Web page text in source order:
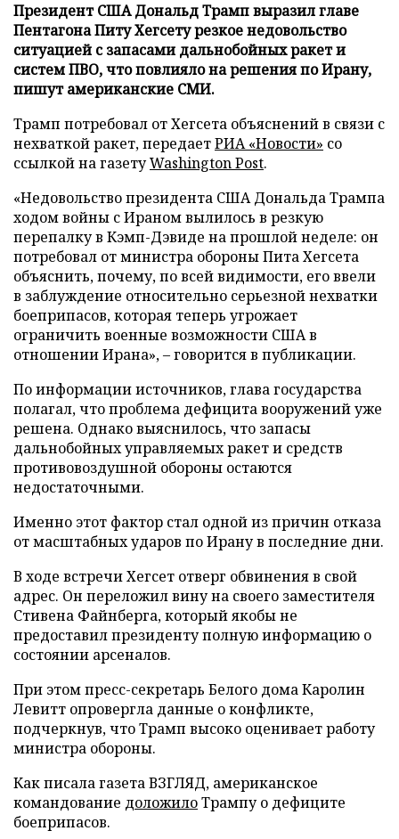
Президент США Дональд Трамп выразил главе
Пентагона Питу Хегсету резкое недовольство
ситуацией с запасами дальнобойных ракет и
систем ПВО, что повлияло на решения по Ирану,
пишут американские СМИ.
Трамп потребовал от Хегсета объяснений в связи с
нехваткой ракет, передаетРИА «Новости» со
ссылкой на газетуWashington Post.
«Недовольство президента США Дональда Трампа
ходом войны с Ираном вылилось в резкую
перепалку в Кэмп-Дэвиде на прошлой неделе: он
потребовал от министра обороны Пита Хегсета
объяснить, почему, по всей видимости, его ввели
в заблуждение относительно серьезной нехватки
боеприпасов, которая теперь угрожает
ограничить военные возможности США в
отношении Ирана», – говорится в публикации.
По информации источников, глава государства
полагал, что проблема дефицита вооружений уже
решена. Однако выяснилось, что запасы
дальнобойных управляемых ракет и средств
противовоздушной обороны остаются
недостаточными.
Именно этот фактор стал одной из причин отказа
от масштабных ударов по Ирану в последние дни.
В ходе встречи Хегсет отверг обвинения в свой
адрес. Он переложил вину на своего заместителя
Стивена Файнберга, который якобы не
предоставил президенту полную информацию о
состоянии арсеналов.
При этом пресс-секретарь Белого дома Каролин
Левитт опровергла данные о конфликте,
подчеркнув, что Трамп высоко оценивает работу
министра обороны.
Как писала газета ВЗГЛЯД, американское
командование доложилоТрампу о дефиците
боеприпасов.